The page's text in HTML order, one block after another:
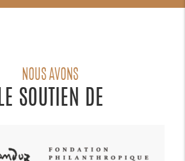
NOUS AVONS
LE SOUTIEN DE